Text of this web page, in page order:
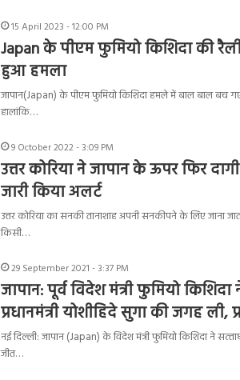
15 April 2023 - 12:00 PM
Japan के पीएम फुमियो किशिदा की
हुआ हमला
जापान(Japan) के पीएम फुमियो किशिदा हमले में बाल बाल बच
हालांकि…
9 October 2022 - 3:09 PM
उत्तर कोरिया ने जापान के ऊपर फिर
जारी किया अलर्ट
उत्तर कोरिया का सनकी तानाशाह अपनी सनकीपने के लिए जाना
किसी…
29 September 2021 - 3:37 PM
जापान: पूर्व विदेश मंत्री फुमियो किशिदा
प्रधानमंत्री योशीहिदे सुगा की जगह ली,
नई दिल्ली: जापान (Japan) के विदेश मंत्री फुमियो किशिदा ने
जीत…